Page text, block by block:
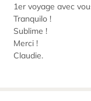
1er voyage avec
Tranquilo !
Sublime !
Merci !
Claudie.